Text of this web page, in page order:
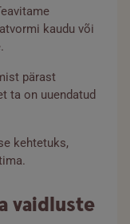
kaudu või
pärast
ta on uuendatud
kehtetuks,
vaidluste